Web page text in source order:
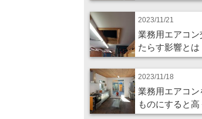
2023/11/21
業務用エアコ
たらす影響とは
2023/11/18
業務用エアコン
ものにすると高